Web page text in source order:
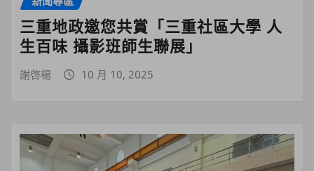
三重地政邀您共賞「三重社區大學 人
生百味 攝影班師生聯展」
謝啓楊 10 月 10, 2025